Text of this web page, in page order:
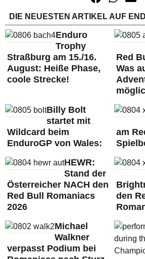
DIE NEUESTEN ARTIKEL AUF
Enduro
Trophy
Straßburg am 15./16.
August: Heiße Phase,
coole Strecke!
Red
Was
Billy Bolt
startet mit
Wildcard beim
EnduroGP von Wales:
am
HEWR:
Stand der
Österreicher NACH den
Red Bull Romaniacs
2026
den
Michael
Walkner
verpasst Podium bei